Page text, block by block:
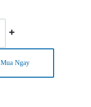
Mua Ngay